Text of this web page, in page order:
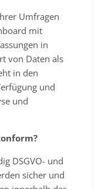
Umfragen
mit
in
von Daten als
in den
und
und
DSGVO- und
sicher und